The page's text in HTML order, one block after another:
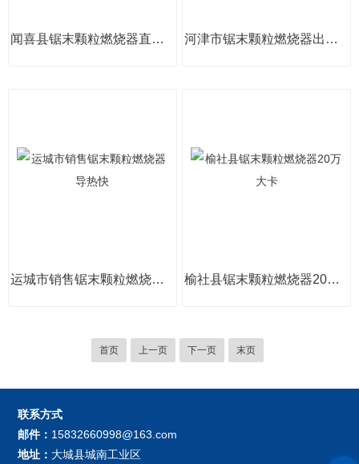
闻喜县锯末颗粒燃烧器直接出暖风 河津市锯末颗粒燃烧器出火快
运城市销售锯末颗粒燃烧器导热快 榆社县锯末颗粒燃烧器20万大卡
首页 上一页 下一页 末页
联系方式
邮件： 15832660998@163.com
地址： 大城县城南工业区